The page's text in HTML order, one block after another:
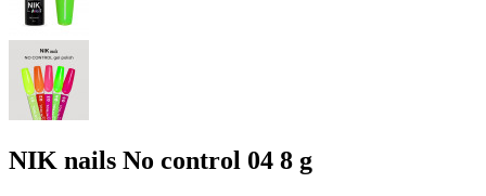
NIK nails No control 04 8 g